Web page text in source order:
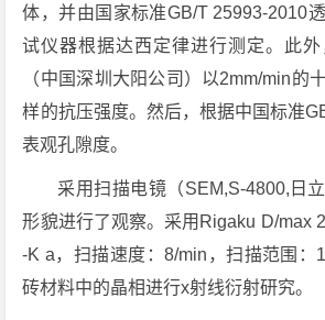
体，并由国家标准GB/T 25993-2010
试仪器根据达西定律进行测定。此
（中国深圳大阳公司）以2mm/min的
样的抗压强度。然后，根据中国标准
表观孔隙度。
采用扫描电镜（SEM,S-4800,日
形貌进行了观察。采用Rigaku D/max
-K a，扫描速度：8/min，扫描范围：
砖材料中的晶相进行x射线衍射研究。